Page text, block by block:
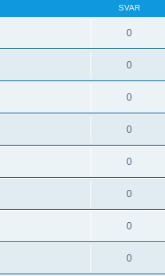
SVAR
0
0
0
0
0
0
0
0